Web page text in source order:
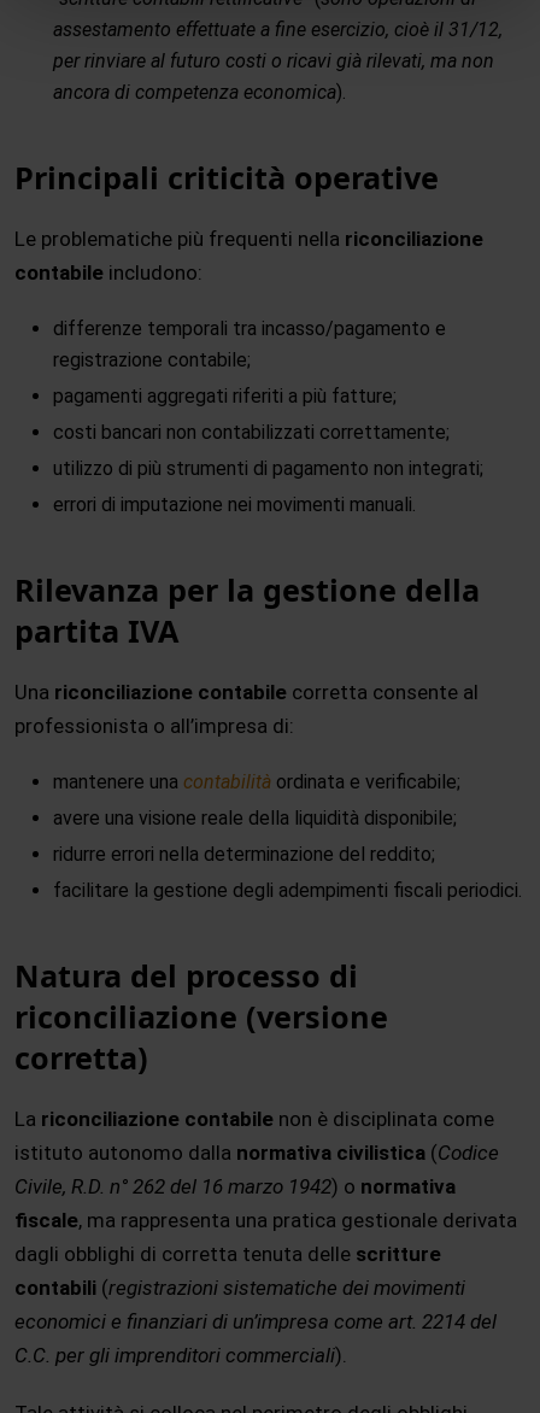
assestamento effettuate a fine esercizio, cioè il 31/12,
per rinviare al futuro costi o ricavi già rilevati, ma non
ancora di competenza economica).
Principali criticità operative
Le problematiche più frequenti nella riconciliazione
contabile includono:
differenze temporali tra incasso/pagamento e
registrazione contabile;
pagamenti aggregati riferiti a più fatture;
costi bancari non contabilizzati correttamente;
utilizzo di più strumenti di pagamento non integrati;
errori di imputazione nei movimenti manuali.
Rilevanza per la gestione della
partita IVA
Una riconciliazione contabile corretta consente al
professionista o all’impresa di:
mantenere una contabilità ordinata e verificabile;
avere una visione reale della liquidità disponibile;
ridurre errori nella determinazione del reddito;
facilitare la gestione degli adempimenti fiscali periodici.
Natura del processo di
riconciliazione (versione
corretta)
La riconciliazione contabile non è disciplinata come
istituto autonomo dalla normativa civilistica (Codice
Civile, R.D. n° 262 del 16 marzo 1942) o normativa
fiscale, ma rappresenta una pratica gestionale derivata
dagli obblighi di corretta tenuta delle scritture
contabili (registrazioni sistematiche dei movimenti
economici e finanziari di un’impresa come art. 2214 del
C.C. per gli imprenditori commerciali).